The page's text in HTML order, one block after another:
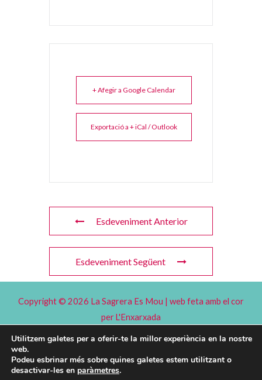
+ Afegir a Google Calendar
Exportació a + iCal / Outlook
Esdeveniment Anterior
Esdeveniment Següent
Copyright © 2026 La Sagrera Es Mou | web feta amb el cor
perL'Enxarxada
Avís legal
Política de Privacitat
Politica de cookies
Utilitzem galetes per a oferir-te la millor experiència en la nostre
web.
Podeu esbrinar més sobre quines galetes estem utilitzant o
desactivar-les en paràmetres.